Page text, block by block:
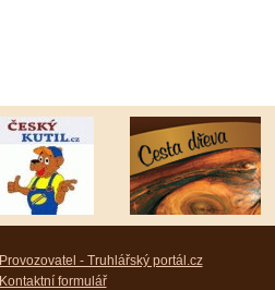
Provozovatel - Truhlářský portál.cz
Kontaktní formulář